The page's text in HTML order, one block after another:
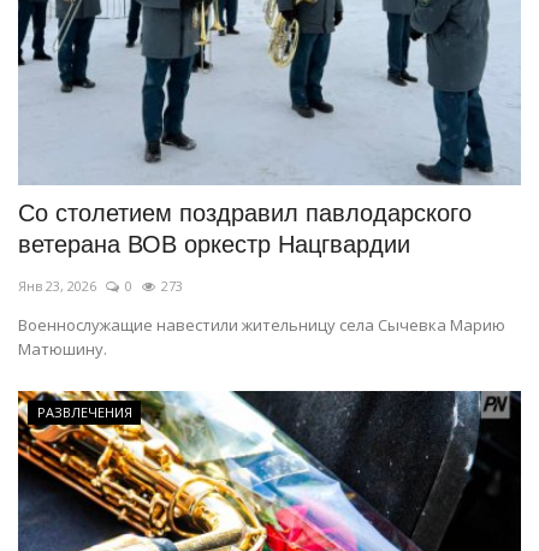
МИР
СПЕЦПРОЕКТЫ
Чек-лист
РАЗВЛЕЧЕНИЯ
OFFICIAL
Курултай
Язык
Қазақша Русский
Со столетием поздравил павлодарского
ветерана ВОВ оркестр Нацгвардии
Янв 23, 2026 0 273
Военнослужащие навестили жительницу села Сычевка Марию
Матюшину.
РАЗВЛЕЧЕНИЯ